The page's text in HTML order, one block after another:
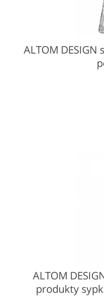
ALTOM
ALTOM
produkty